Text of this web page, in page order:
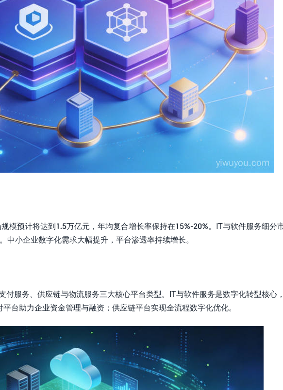
模预计将达到1.5万亿元，年均复合增长率保持在15%-20%。IT与软件服务细分
中小企业数字化需求大幅提升，平台渗透率持续增长。
付服务、供应链与物流服务三大核心平台类型。IT与软件服务是数字化转型核心
台助力企业资金管理与融资；供应链平台实现全流程数字化优化。